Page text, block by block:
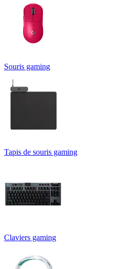
Souris gaming
Tapis de souris gaming
Claviers gaming